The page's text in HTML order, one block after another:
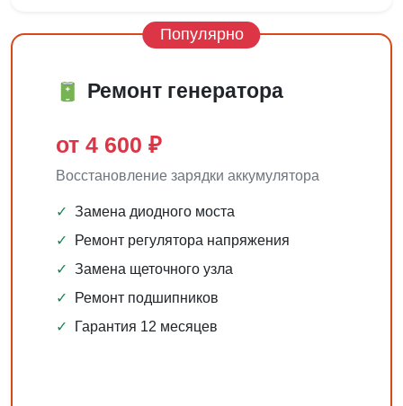
Популярно
Ремонт генератора
от 4 600 ₽
Восстановление зарядки аккумулятора
✓ Замена диодного моста
✓
Ремонт регулятора напряжения
✓ Замена щеточного узла
✓
Ремонт подшипников
✓
Гарантия 12 месяцев